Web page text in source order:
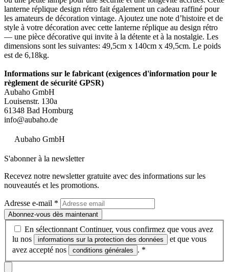
lanterne réplique design rétro fait également un cadeau raffiné pour
les amateurs de décoration vintage. Ajoutez une note d’histoire et de
style à votre décoration avec cette lanterne réplique au design rétro
— une pièce décorative qui invite à la détente et à la nostalgie. Les
dimensions sont les suivantes: 49,5cm x 140cm x 49,5cm. Le poids
est de 6,18kg.
Informations sur le fabricant (exigences d'information pour le
règlement de sécurité GPSR)
Aubaho GmbH
Louisenstr. 130a
61348 Bad Homburg
info@aubaho.de
Aubaho GmbH
S'abonner à la newsletter
Recevez notre newsletter gratuite avec des informations sur les
nouveautés et les promotions.
Adresse e-mail *
Abonnez-vous dès maintenant
En sélectionnant Continuer, vous confirmez que vous avez
lu nos
informations sur la protection des données
et que vous
avez accepté nos
conditions générales . *